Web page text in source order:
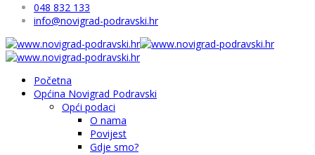
048 832 133
info@novigrad-podravski.hr
Početna
Općina Novigrad Podravski
Opći podaci
O nama
Povijest
Gdje smo?